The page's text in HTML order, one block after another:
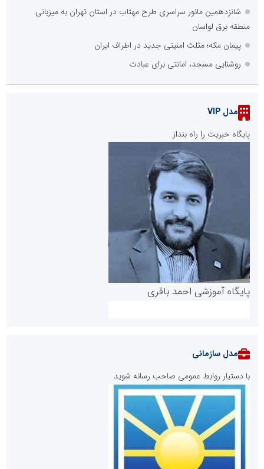
شانزدهمین مانور سراسری طرح مهتاب در استان تهران به میزبانی
منطقه برق لواسان
پیمان مکه؛ مثلث امنیتی جدید در اطراف ایران
روشنایی مسجد، امانتی برای عبادت
مدل VIP
پایگاه خبریت را راه بنداز
پایگاه آموزشی احمد باقری
روابط عمومی خبرگزاری گزارش خبر
مدل سازمانی
با دستیار روابط عمومی صاحب رسانه شوید